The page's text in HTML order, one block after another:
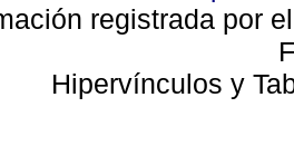
registrada por
Hipervínculos y